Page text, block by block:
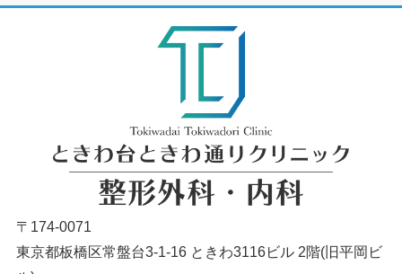
〒174-0071
東京都板橋区常盤台3-1-16 ときわ3116ビル 2階(旧平岡ビ